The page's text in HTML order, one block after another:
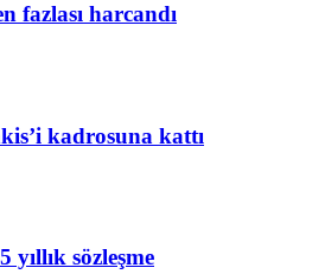
fazlası harcandı
kadrosuna kattı
sözleşme